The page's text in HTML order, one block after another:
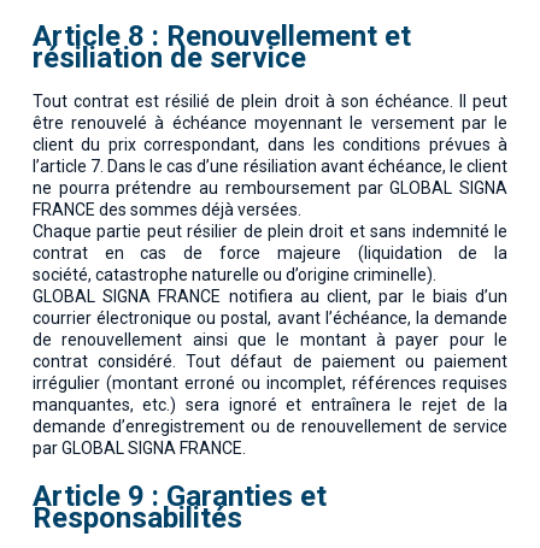
Article 8 : Renouvellement et
résiliation de service
Tout contrat est résilié de plein droit à son échéance. Il peut
être renouvelé à échéance moyennant le versement par le
client du prix correspondant, dans les conditions prévues à
l’article 7. Dans le cas d’une résiliation avant échéance, le client
ne pourra prétendre au remboursement par GLOBAL SIGNA
FRANCE des sommes déjà versées.
Chaque partie peut résilier de plein droit et sans indemnité le
contrat en cas de force majeure (liquidation de la
société, catastrophe naturelle ou d’origine criminelle).
GLOBAL SIGNA FRANCE notifiera au client, par le biais d’un
courrier électronique ou postal, avant l’échéance, la demande
de renouvellement ainsi que le montant à payer pour le
contrat considéré. Tout défaut de paiement ou paiement
irrégulier (montant erroné ou incomplet, références requises
manquantes, etc.) sera ignoré et entraînera le rejet de la
demande d’enregistrement ou de renouvellement de service
par GLOBAL SIGNA FRANCE.
Article 9 : Garanties et
Responsabilités